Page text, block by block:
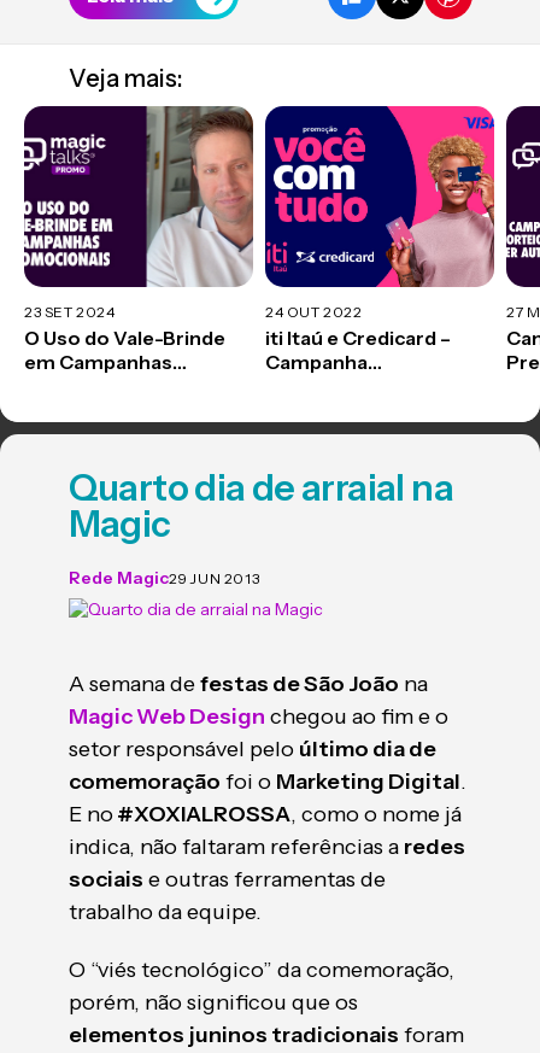
Veja mais:
23 SET 2024
O Uso do Vale-Brinde
em Campanhas
24 OUT 2022
iti Itaú e Credicard –
Campanha
27
Quarto dia de arraial na
Magic
Rede Magic29 JUN 2013
A semana defestas de São João na
Magic Web Design chegou ao fim e o
setor responsável pelo último dia de
comemoração foi o Marketing Digital.
E no#XOXIALROSSA, como o nome já
indica, não faltaram referências a redes
sociais e outras ferramentas de
trabalho da equipe.
O “viés tecnológico” da comemoração,
porém, não significou que os
elementos juninos tradicionais foram